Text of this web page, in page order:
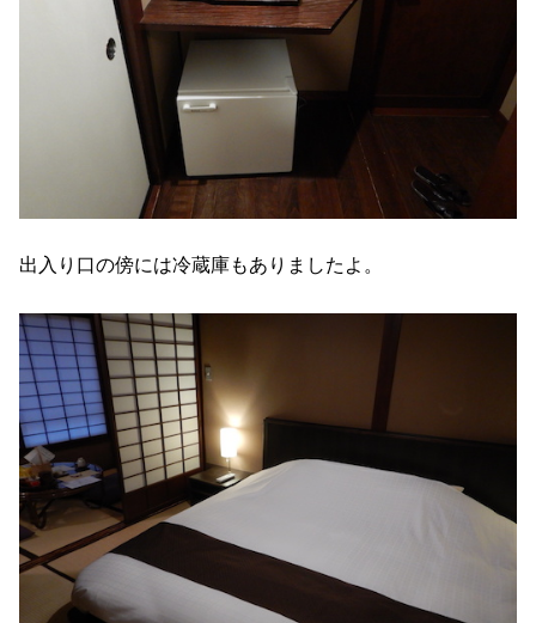
出入り口の傍には冷蔵庫もありましたよ。